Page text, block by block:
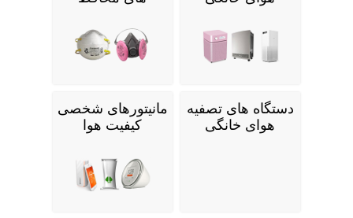
دستگاه های تصفیه
هوای خانگی
مانیتورهای شخصی
کیفیت هوا